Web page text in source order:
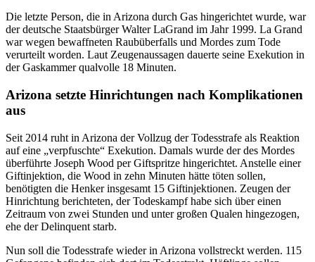
Die letzte Person, die in Arizona durch Gas hingerichtet wurde, war
der deutsche Staatsbürger Walter LaGrand im Jahr 1999. La Grand
war wegen bewaffneten Raubüberfalls und Mordes zum Tode
verurteilt worden. Laut Zeugenaussagen dauerte seine Exekution in
der Gaskammer qualvolle 18 Minuten.
Arizona setzte Hinrichtungen nach Komplikationen
aus
Seit 2014 ruht in Arizona der Vollzug der Todesstrafe als Reaktion
auf eine „verpfuschte“ Exekution. Damals wurde der des Mordes
überführte Joseph Wood per Giftspritze hingerichtet. Anstelle einer
Giftinjektion, die Wood in zehn Minuten hätte töten sollen,
benötigten die Henker insgesamt 15 Giftinjektionen. Zeugen der
Hinrichtung berichteten, der Todeskampf habe sich über einen
Zeitraum von zwei Stunden und unter großen Qualen hingezogen,
ehe der Delinquent starb.
Nun soll die Todesstrafe wieder in Arizona vollstreckt werden. 115